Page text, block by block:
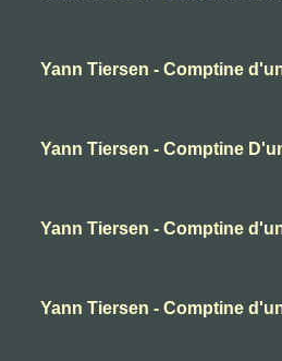
Yann Tiersen - Comptine
Yann Tiersen - Comptine
Yann Tiersen - Comptine
Yann Tiersen - Comptine